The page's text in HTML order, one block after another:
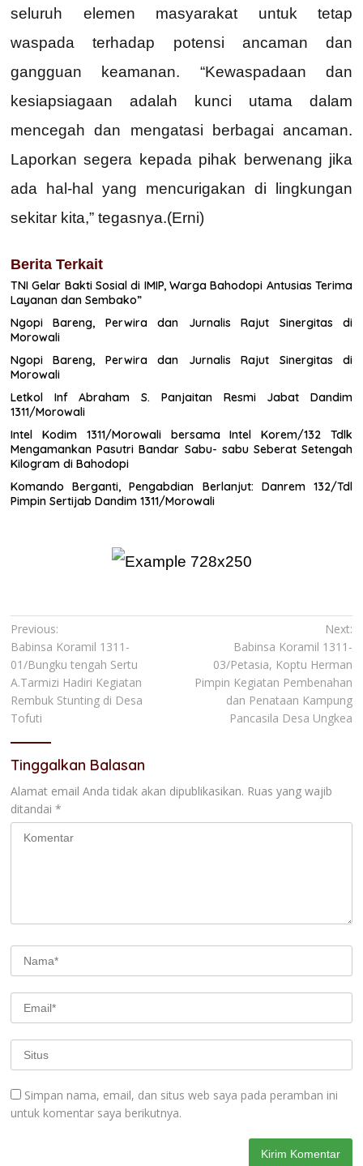
seluruh elemen masyarakat untuk tetap
waspada terhadap potensi ancaman dan
gangguan keamanan. “Kewaspadaan dan
kesiapsiagaan adalah kunci utama dalam
mencegah dan mengatasi berbagai ancaman.
Laporkan segera kepada pihak berwenang jika
ada hal-hal yang mencurigakan di lingkungan
sekitar kita,” tegasnya.(Erni)
Berita Terkait
TNI Gelar Bakti Sosial di IMIP, Warga Bahodopi Antusias Terima
Layanan dan Sembako”
Ngopi Bareng, Perwira dan Jurnalis Rajut Sinergitas di
Morowali
Ngopi Bareng, Perwira dan Jurnalis Rajut Sinergitas di
Morowali
Letkol Inf Abraham S. Panjaitan Resmi Jabat Dandim
1311/Morowali
Intel Kodim 1311/Morowali bersama Intel Korem/132 Tdlk
Mengamankan Pasutri Bandar Sabu- sabu Seberat Setengah
Kilogram di Bahodopi
Komando Berganti, Pengabdian Berlanjut: Danrem 132/Tdl
Pimpin Sertijab Dandim 1311/Morowali
Navigasi
pos
Previous:
Babinsa Koramil 1311-
01/Bungku tengah Sertu
A.Tarmizi Hadiri Kegiatan
Rembuk Stunting di Desa
Tofuti
Next:
Babinsa Koramil 1311-
03/Petasia, Koptu Herman
Pimpin Kegiatan Pembenahan
dan Penataan Kampung
Pancasila Desa Ungkea
Tinggalkan Balasan
Alamat email Anda tidak akan dipublikasikan. Ruas yang wajib
ditandai *
Simpan nama, email, dan situs web saya pada peramban ini
untuk komentar saya berikutnya.